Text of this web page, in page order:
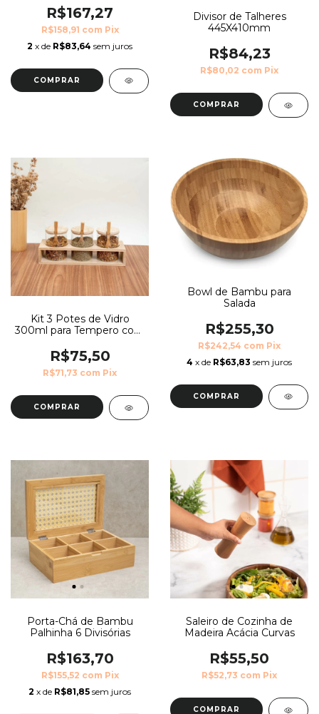
R$167,27
R$158,91 com Pix
2 x de R$83,64 sem juros
COMPRAR
Divisor de Talheres
445X410mm
R$84,23
R$80,02 com Pix
COMPRAR
Kit 3 Potes de Vidro
300ml para Tempero com
Bambu
R$75,50
R$71,73 com Pix
Bowl de Bambu para
Salada
R$255,30
R$242,54 com Pix
4 x de R$63,83 sem juros
Porta-Chá de Bambu
Palhinha 6 Divisórias
R$163,70
R$155,52 com Pix
2 x de R$81,85 sem juros
Saleiro de Cozinha de
Madeira Acácia Curvas
R$55,50
R$52,73 com Pix